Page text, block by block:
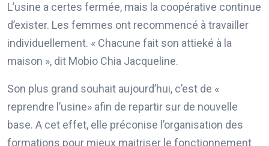
L’usine a certes fermée, mais la coopérative continue
d’exister. Les femmes ont recommencé à travailler
individuellement. « Chacune fait son attieké à la
maison », dit Mobio Chia Jacqueline.
Son plus grand souhait aujourd’hui, c’est de «
reprendre l’usine» afin de repartir sur de nouvelle
base. A cet effet, elle préconise l’organisation des
formations pour mieux maitriser le fonctionnement